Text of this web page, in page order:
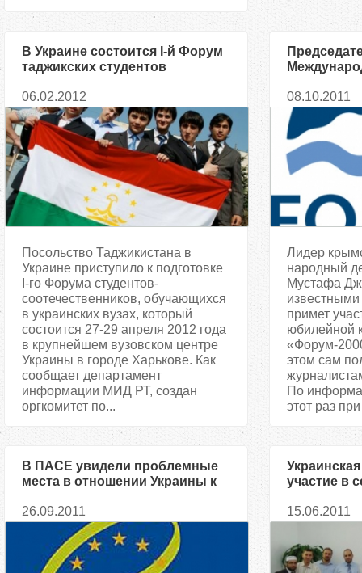
В Украине состоится I-й Форум
таджикских студентов
06.02.2012
Посольство Таджикистана в
Украине приступило к подготовке
I-го Форума студентов-
соотечественников, обучающихся
в украинских вузах, который
состоится 27-29 апреля 2012 года
в крупнейшем вузовском центре
Украины в городе Харькове. Как
сообщает департамент
информации МИД РТ, создан
оргкомитет по...
08.10.2011
Лидер
народный
Мустафа
примет
юбилейной
«Форум-
этом сам
По
этот раз
В ПАСЕ увидели проблемные
места в отношении Украины к
26.09.2011
участие в
центре
15.06.2011